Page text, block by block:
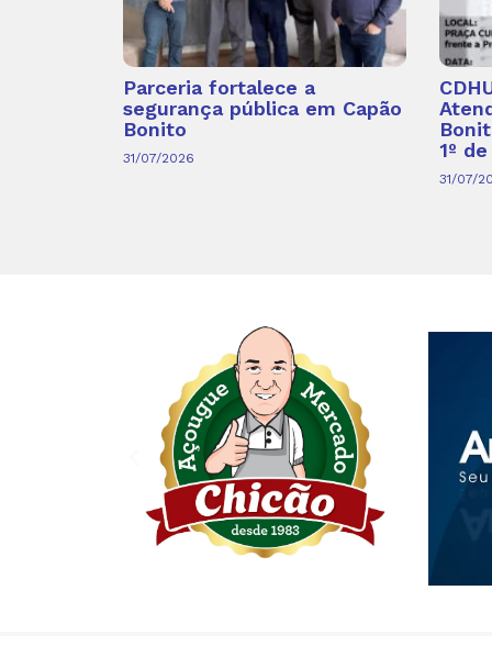
Parceria fortalece a
segurança pública em Capão
Bonito
31/07/2026
1º
31/07/